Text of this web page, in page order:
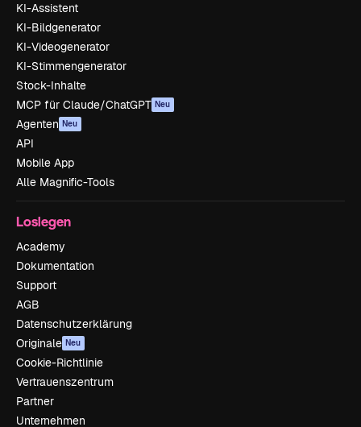
KI-Assistent
KI-Bildgenerator
KI-Videogenerator
KI-Stimmengenerator
Stock-Inhalte
MCP für Claude/ChatGPT Neu
Agenten Neu
API
Mobile App
Alle Magnific-Tools
Loslegen
Academy
Dokumentation
Support
AGB
Datenschutzerklärung
Originale Neu
Cookie-Richtlinie
Vertrauenszentrum
Partner
Unternehmen